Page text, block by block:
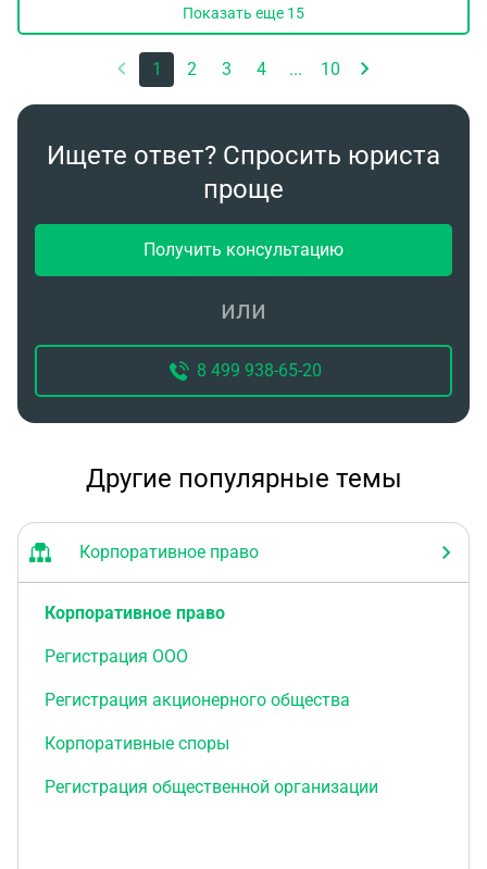
Показать еще 15
1 2 3 4 ... 10
Ищете ответ? Спросить юриста
проще
Получить консультацию
или
8 499 938-65-20
Другие популярные темы
Корпоративное право
Корпоративное право
Регистрация ООО
Регистрация акционерного общества
Корпоративные споры
Регистрация общественной организации